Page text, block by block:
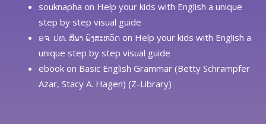
souknapha on Help your kids with English a unique
step by step visual guide
ອຈ. ປທ. ສີພາ ພົງສະຫວັດ on Help your kids with English a
unique step by step visual guide
ebook on Basic English Grammar (Betty Schrampfer
Azar, Stacy A. Hagen) (Z-Library)